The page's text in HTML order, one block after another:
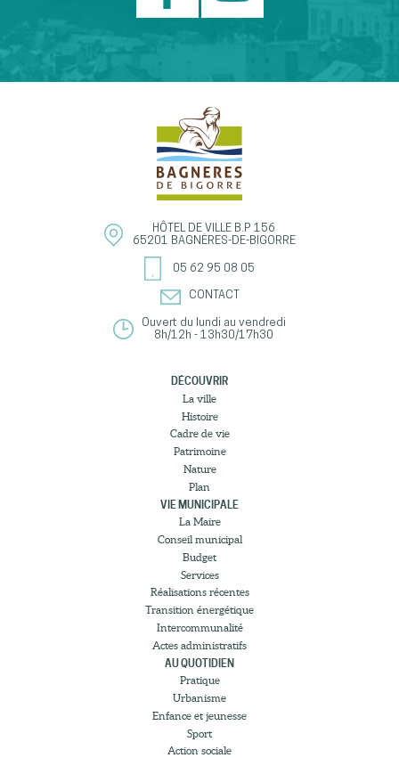
HÔTEL DE VILLE B.P 156
65201 BAGNÈRES-DE-BIGORRE
05 62 95 08 05
CONTACT
Ouvert du lundi au vendredi
8h/12h - 13h30/17h30
DÉCOUVRIR
La ville
Histoire
Cadre de vie
Patrimoine
Nature
Plan
VIE MUNICIPALE
La Maire
Conseil municipal
Budget
Services
Réalisations récentes
Transition énergétique
Intercommunalité
Actes administratifs
AU QUOTIDIEN
Pratique
Urbanisme
Enfance et jeunesse
Sport
Action sociale